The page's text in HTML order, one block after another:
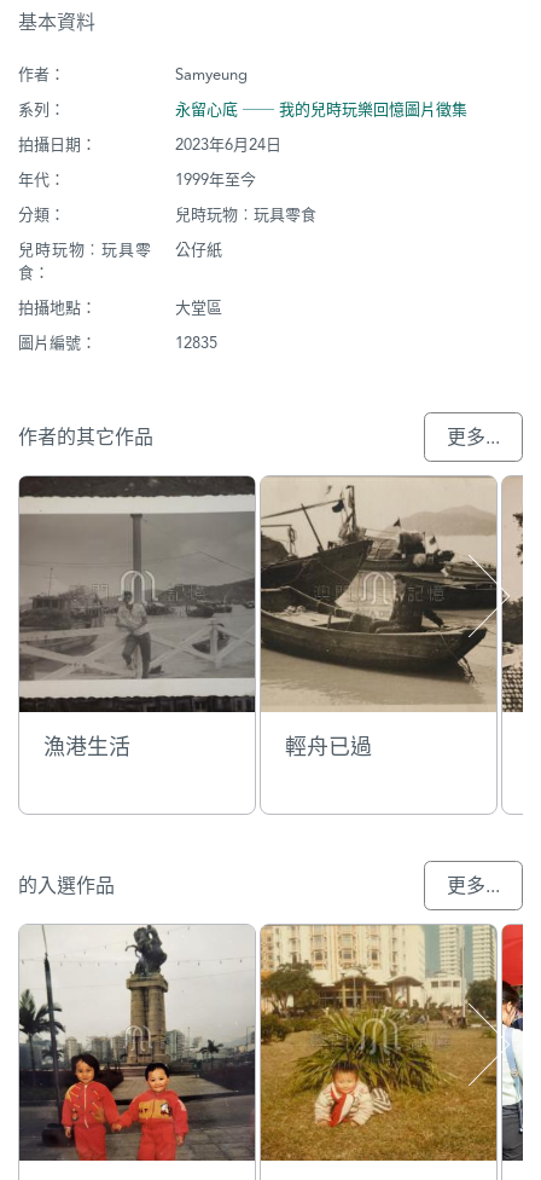
基本資料
作者：
Samyeung
系列：
永留心底 ── 我的兒時玩樂回憶圖片徵集
拍攝日期：
2023年6月24日
年代：
1999年至今
分類：
兒時玩物︰玩具零食
兒時玩物︰玩具零
食：
公仔紙
拍攝地點：
大堂區
圖片編號：
12835
作者的其它作品 更多...
漁港生活 輕舟已過
的入選作品 更多...